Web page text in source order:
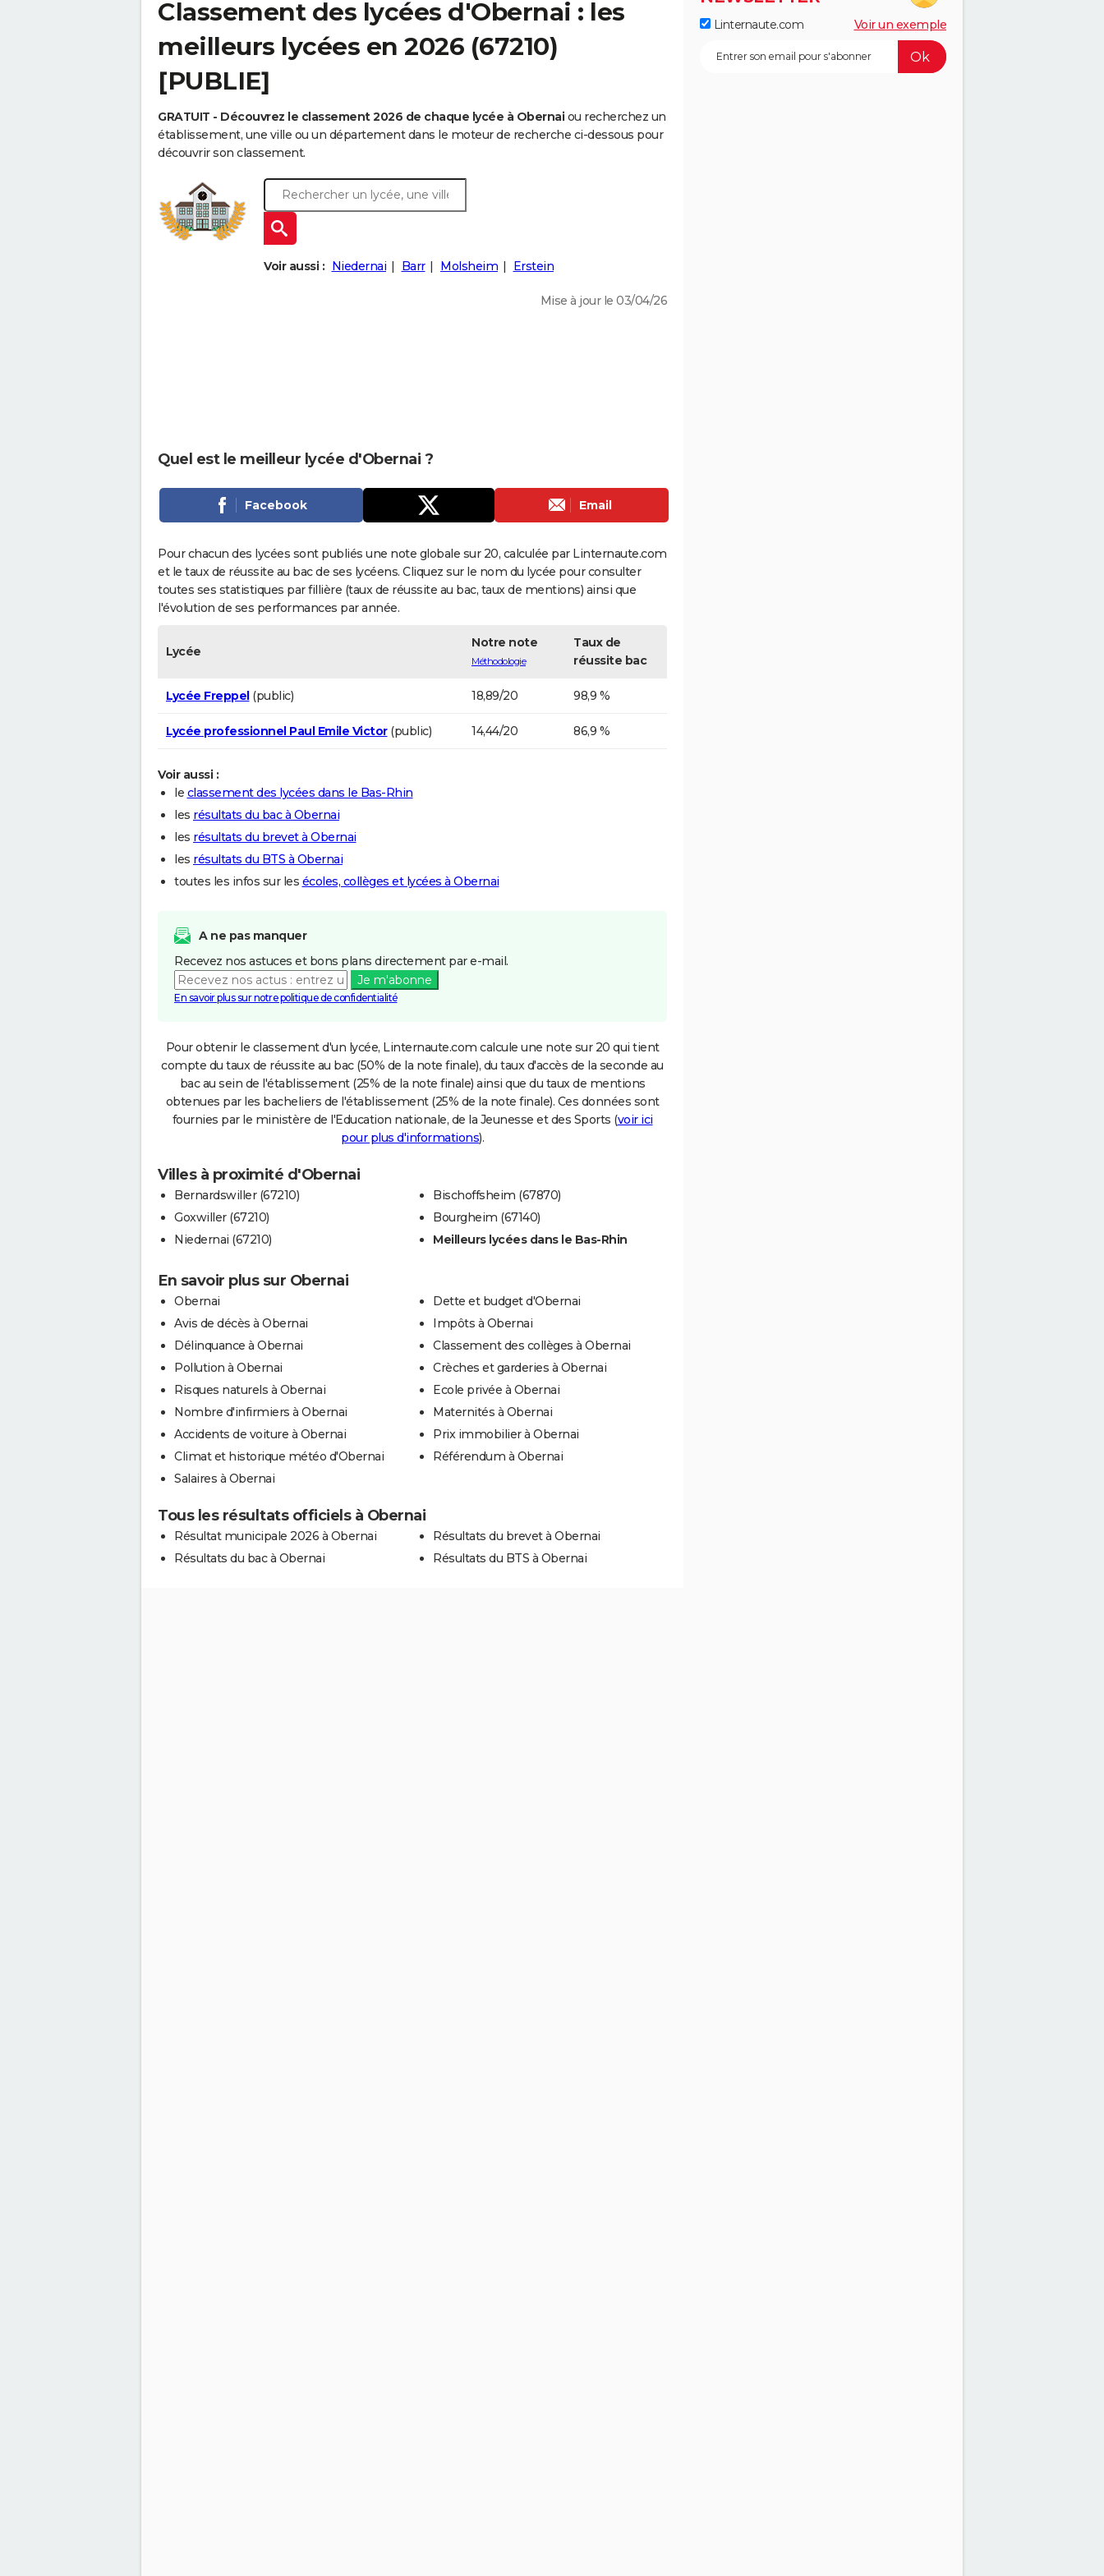
Classement des lycées d'Obernai : les
meilleurs lycées en 2026 (67210)
[PUBLIE]
GRATUIT - Découvrez le classement 2026 de chaque lycée à Obernai ou recherchez un
établissement, une ville ou un département dans le moteur de recherche ci-dessous pour
découvrir son classement.
Voir aussi : Niedernai Barr Molsheim Erstein
Mise à jour le 03/04/26
Quel est le meilleur lycée d'Obernai ?
Facebook Email
Pour chacun des lycées sont publiés une note globale sur 20, calculée par Linternaute.com
et le taux de réussite au bac de ses lycéens. Cliquez sur le nom du lycée pour consulter
toutes ses statistiques par fillière (taux de réussite au bac, taux de mentions) ainsi que
l'évolution de ses performances par année.
Lycée
Notre note
Méthodologie
Taux de
réussite bac
Lycée Freppel(public) 18,89/20 98,9 %
Lycée professionnel Paul Emile Victor(public) 14,44/20 86,9 %
Voir aussi :
le classement des lycées dans le Bas-Rhin
les résultats du bac à Obernai
les résultats du brevet à Obernai
les résultats du BTS à Obernai
toutes les infos sur les écoles, collèges et lycées à Obernai
A ne pas manquer
Recevez nos astuces et bons plans directement par e-mail.
Je m'abonne
En savoir plus sur notre politique de confidentialité
Pour obtenir le classement d'un lycée, Linternaute.com calcule une note sur 20 qui tient
compte du taux de réussite au bac (50% de la note finale), du taux d'accès de la seconde au
bac au sein de l'établissement (25% de la note finale) ainsi que du taux de mentions
obtenues par les bacheliers de l'établissement (25% de la note finale). Ces données sont
fournies par le ministère de l'Education nationale, de la Jeunesse et des Sports (voir ici
pour plus d'informations).
Villes à proximité d'Obernai
Bernardswiller (67210)
Goxwiller (67210)
Niedernai (67210)
Bischoffsheim (67870)
Bourgheim (67140)
Meilleurs lycées dans le Bas-Rhin
En savoir plus sur Obernai
Obernai
Avis de décès à Obernai
Délinquance à Obernai
Pollution à Obernai
Risques naturels à Obernai
Nombre d'infirmiers à Obernai
Accidents de voiture à Obernai
Climat et historique météo d'Obernai
Salaires à Obernai
Dette et budget d'Obernai
Impôts à Obernai
Classement des collèges à Obernai
Crèches et garderies à Obernai
Ecole privée à Obernai
Maternités à Obernai
Prix immobilier à Obernai
Référendum à Obernai
Tous les résultats officiels à Obernai
Résultat municipale 2026 à Obernai
Résultats du bac à Obernai
Résultats du brevet à Obernai
Résultats du BTS à Obernai
Linternaute.com Voir un exemple